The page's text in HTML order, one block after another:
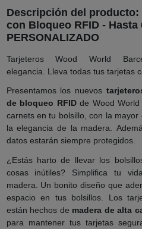
Descripción del producto:
con Bloqueo RFID - Hasta
PERSONALIZADO
Tarjeteros Wood World
elegancia. Lleva todas tus tarjetas
Presentamos los nuevos
de bloqueo RFIDde Wood World
carnets en tu bolsillo, con la
la elegancia de la madera.
datos estarán siempre protegidos.
¿Estás harto de llevar los
cosas inútiles? Simplifica tu
madera. Un bonito diseño que
espacio en tus bolsillos. Los
están hechos de madera de alta
para mantener tus tarjetas